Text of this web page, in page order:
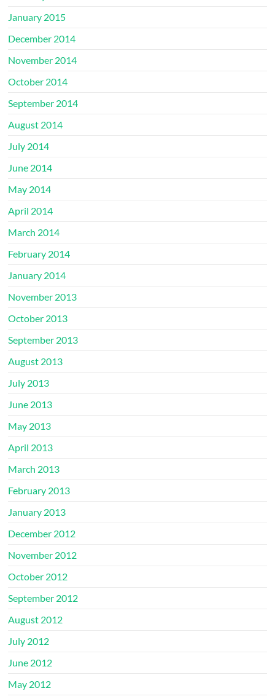
January 2015
December 2014
November 2014
October 2014
September 2014
August 2014
July 2014
June 2014
May 2014
April 2014
March 2014
February 2014
January 2014
November 2013
October 2013
September 2013
August 2013
July 2013
June 2013
May 2013
April 2013
March 2013
February 2013
January 2013
December 2012
November 2012
October 2012
September 2012
August 2012
July 2012
June 2012
May 2012